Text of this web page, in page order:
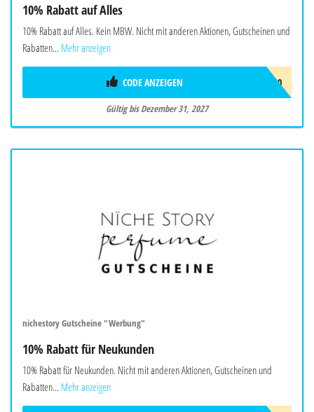
10% Rabatt auf Alles
10% Rabatt auf Alles. Kein MBW. Nicht mit anderen Aktionen, Gutscheinen und
Rabatten... Mehr anzeigen
MIRU10
CODE ANZEIGEN
Gültig bis Dezember 31, 2027
nichestory Gutscheine "Werbung"
10% Rabatt für Neukunden
10% Rabatt für Neukunden. Nicht mit anderen Aktionen, Gutscheinen und
Rabatten... Mehr anzeigen